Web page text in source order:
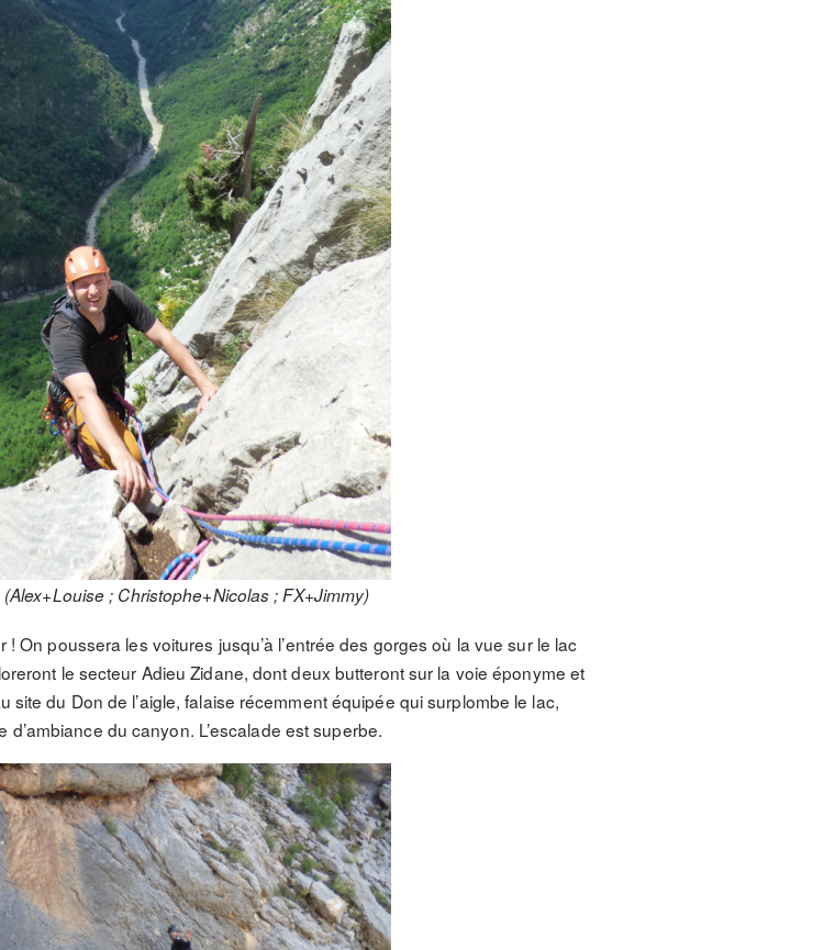
; Christophe+Nicolas ; FX+Jimmy)
On poussera les voitures jusqu’à l’entrée des gorges où la vue sur le lac
le secteur Adieu Zidane, dont deux butteront sur la voie éponyme et
du Don de l’aigle, falaise récemment équipée qui surplombe le lac,
du canyon. L’escalade est superbe.